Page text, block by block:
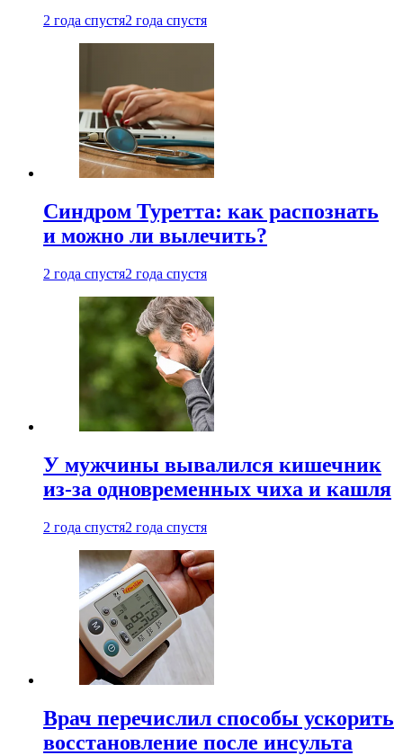
2 года спустя2 года спустя
Синдром Туретта: как распознать
и можно ли вылечить?
2 года спустя2 года спустя
У мужчины вывалился кишечник
из-за одновременных чиха и кашля
2 года спустя2 года спустя
Врач перечислил способы ускорить
восстановление после инсульта